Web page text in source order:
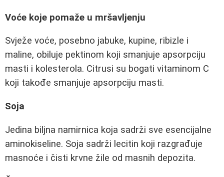
Voće koje pomaže u mršavljenju
Svježe voće, posebno jabuke, kupine, ribizle i
maline, obiluje pektinom koji smanjuje apsorpciju
masti i kolesterola. Citrusi su bogati vitaminom C
koji takođe smanjuje apsorpciju masti.
Soja
Jedina biljna namirnica koja sadrži sve esencijalne
aminokiseline. Soja sadrži lecitin koji razgrađuje
masnoće i čisti krvne žile od masnih depozita.